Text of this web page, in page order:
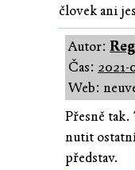
človek ani
Autor:
Čas: 2021-
Web:
Přesně tak.
nutit
představ.